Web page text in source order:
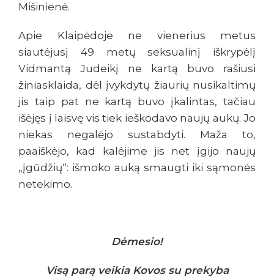
Mišinienė.
Apie Klaipėdoje ne vienerius metus
siautėjusį 49 metų seksualinį iškrypėlį
Vidmantą Judeikį ne kartą buvo rašiusi
žiniasklaida, dėl įvykdytų žiaurių nusikaltimų
jis taip pat ne kartą buvo įkalintas, tačiau
išėjęs į laisvę vis tiek ieškodavo naujų aukų. Jo
niekas negalėjo sustabdyti. Maža to,
paaiškėjo, kad kalėjime jis net įgijo naujų
„įgūdžių“: išmoko auką smaugti iki sąmonės
netekimo.
Dėmesio!
Visą parą veikia Kovos su prekyba